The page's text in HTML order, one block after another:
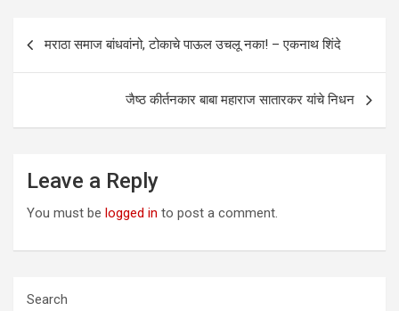
मराठा समाज बांधवांनो, टोकाचे पाऊल उचलू नका! – एकनाथ शिंदे
जैष्ठ कीर्तनकार बाबा महाराज सातारकर यांचे निधन
Leave a Reply
You must be logged in to post a comment.
Search